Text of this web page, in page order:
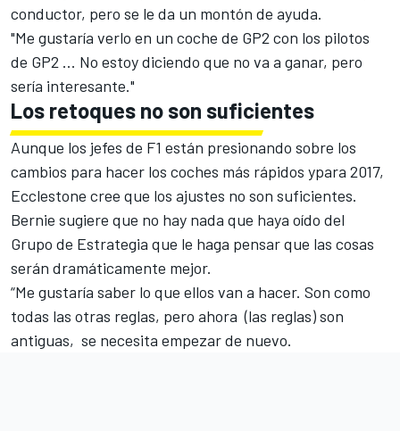
conductor, pero se le da un montón de ayuda.
"Me gustaría verlo en un coche de GP2 con los pilotos
de GP2 ... No estoy diciendo que no va a ganar, pero
sería interesante."
Los retoques no son suficientes
Aunque los jefes de F1 están presionando sobre los
cambios para hacer los coches más rápidos ypara 2017,
Ecclestone cree que los ajustes no son suficientes.
Bernie sugiere que no hay nada que haya oído del
Grupo de Estrategia que le haga pensar que las cosas
serán dramáticamente mejor.
“Me gustaría saber lo que ellos van a hacer. Son como
todas las otras reglas, pero ahora (las reglas) son
antiguas, se necesita empezar de nuevo.